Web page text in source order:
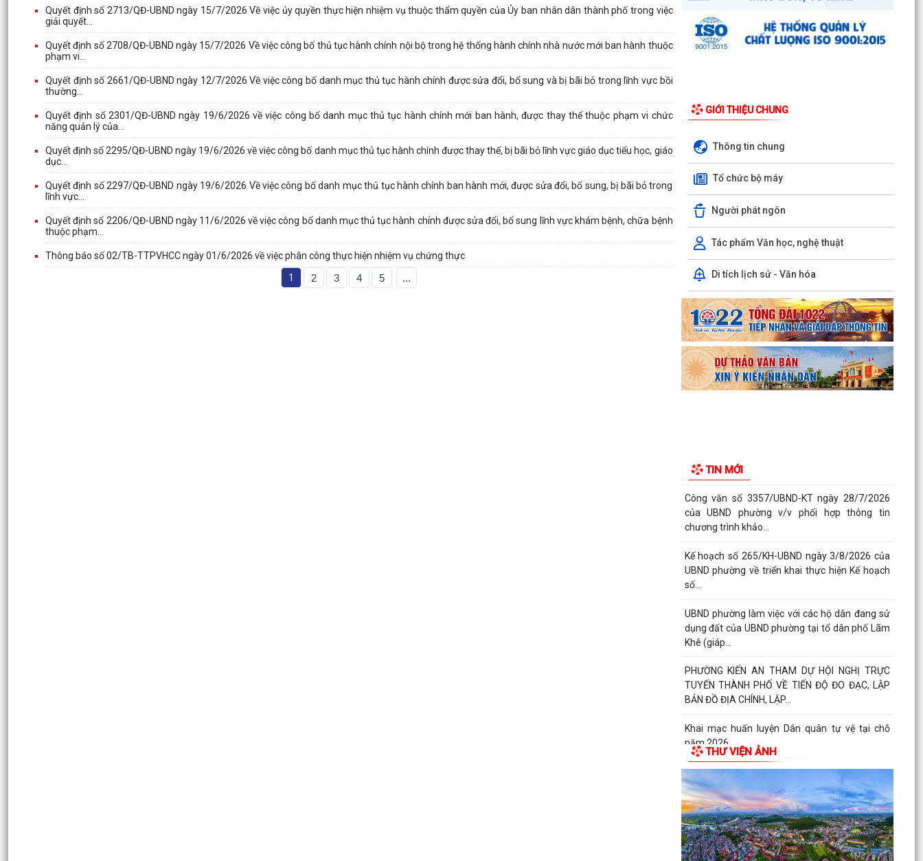
Quyết định số 2713/QĐ-UBND ngày 15/7/2026 Về việc ủy quyền thực hiện nhiệm vụ thuộc thẩm quyền của Ủy ban nhân dân thành phố trong việc
giải quyết...
Quyết định số 2708/QĐ-UBND ngày 15/7/2026 Về việc công bố thủ tục hành chính nội bộ trong hệ thống hành chính nhà nước mới ban hành thuộc
phạm vi...
Quyết định số 2661/QĐ-UBND ngày 12/7/2026 Về việc công bố danh mục thủ tục hành chính được sửa đổi, bổ sung và bị bãi bỏ trong lĩnh vực bồi
thường...
Quyết định số 2301/QĐ-UBND ngày 19/6/2026 về việc công bố danh mục thủ tục hành chính mới ban hành, được thay thế thuộc phạm vi chức
năng quản lý của...
Quyết định số 2295/QĐ-UBND ngày 19/6/2026 về việc công bố danh mục thủ tục hành chính được thay thế, bị bãi bỏ lĩnh vực giáo dục tiểu học, giáo
dục...
Quyết định số 2297/QĐ-UBND ngày 19/6/2026 Về việc công bố danh mục thủ tục hành chính ban hành mới, được sửa đổi, bổ sung, bị bãi bỏ trong
lĩnh vực...
Quyết định số 2206/QĐ-UBND ngày 11/6/2026 về việc công bố danh mục thủ tục hành chính được sửa đổi, bổ sung lĩnh vực khám bệnh, chữa bệnh
thuộc phạm...
Thông báo số 02/TB-TTPVHCC ngày 01/6/2026 về việc phân công thực hiện nhiệm vụ chứng thực
1 2 3 4 5 ...
GIỚI THIỆU CHUNG
Thông tin chung
Tổ chức bộ máy
Người phát ngôn
Tác phẩm Văn học, nghệ thuật
Di tích lịch sử - Văn hóa
TIN MỚI
Công văn số 3385/UBND-KT ngày 29/7/2026
của UBND phường v/v công khai Quyết định của
Tổ Đại biểu số 05 HĐND thành phố tiếp xúc cử tri
sau Kỳ họp thường lệ giữa năm 2026 HĐND
thành phố...
Hội nghị tập huấn công tác Đoàn và phong trào
thanh thiếu nhi năm 2026
Công văn số: 20/CV-TYT của Trạm y tế phường
2026
Công văn số 3357/UBND-KT ngày 28/7/2026
của UBND phường v/v phối hợp thông tin
chương trình khảo...
Kế hoạch số 265/KH-UBND ngày 3/8/2026 của
UBND phường về triển khai thực hiện Kế hoạch
số...
UBND phường làm việc với các hộ dân đang sử
dụng đất của UBND phường tại tổ dân phố Lãm
Khê (giáp...
PHƯỜNG KIẾN AN THAM DỰ HỘI NGHỊ TRỰC
TUYẾN THÀNH PHỐ VỀ TIẾN ĐỘ ĐO ĐẠC, LẬP
BẢN ĐỒ ĐỊA CHÍNH, LẬP...
Khai mạc huấn luyện Dân quân tự vệ tại chỗ
năm 2026
Lễ chào cờ tháng 8/2026
Thông báo số 1298/TB-UBND ngày 31/7/2026
về việc công bố kế hoạch, danh mục khu đất
thực hiện đấu...
Thông báo số 1298/TB-UBND ngày 31/7/2026
THƯ VIỆN ẢNH